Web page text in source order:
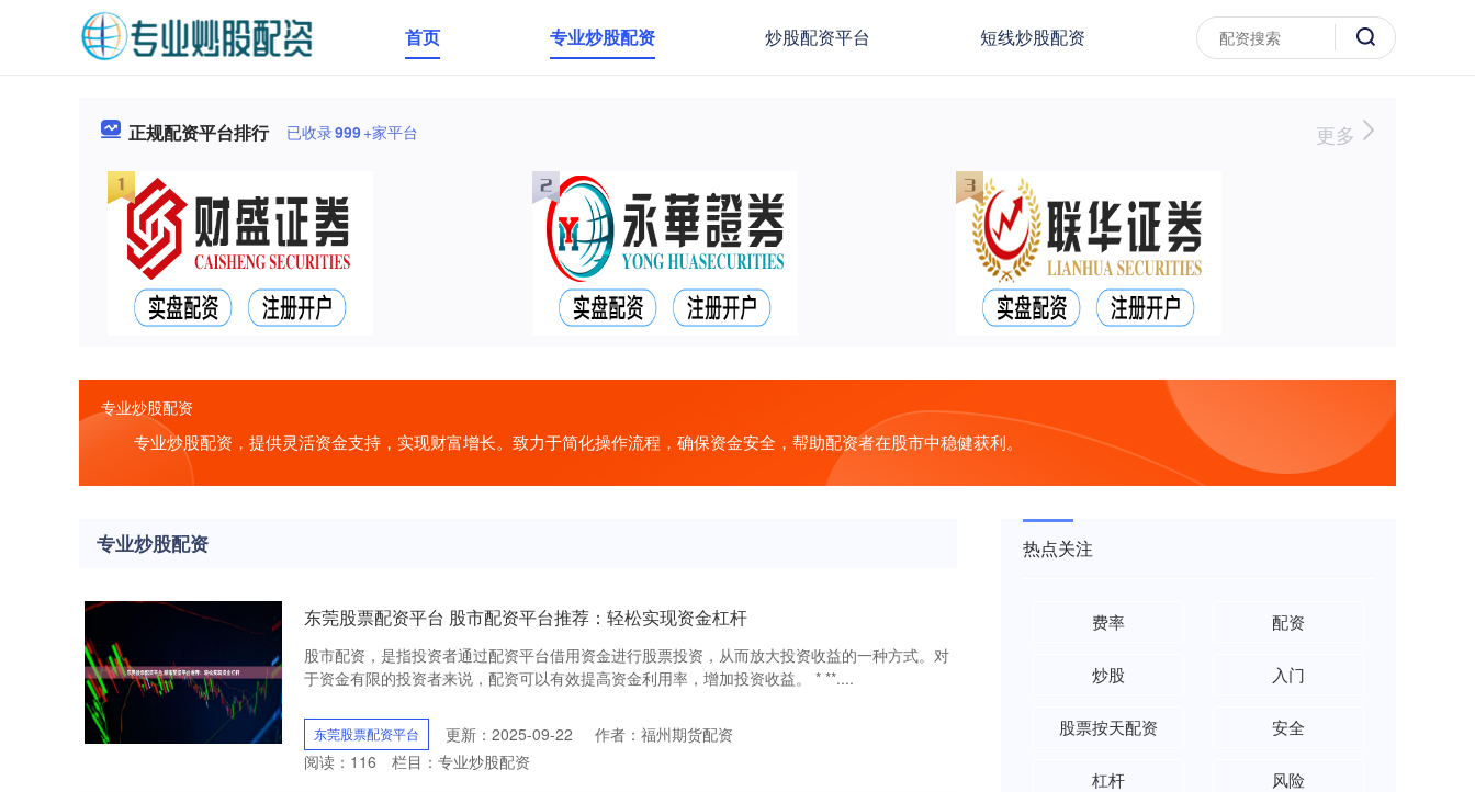
首页 专业炒股配资 炒股配资平台 短线炒股配资
正规配资平台排行 已收录999+家平台 更多
专业炒股配资
专业炒股配资，提供灵活资金支持，实现财富增长。致力于简化操作流程，确保资金安全，帮助配资者在股市中稳健获利。
专业炒股配资
东莞股票配资平台 股市配资平台推荐：轻松实现资金杠杆
股市配资，是指投资者通过配资平台借用资金进行股票投资，从而放大投资收益的一种方式。对
于资金有限的投资者来说，配资可以有效提高资金利用率，增加投资收益。 * **....
东莞股票配资平台 更新：2025-09-22
作者：福州期货配资
阅读： 116 栏目： 专业炒股配资
热点关注
费率 配资
炒股 入门
股票按天配资 安全
杠杆 风险